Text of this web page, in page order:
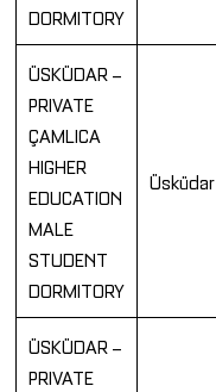
DORMITORY
ÜSKÜDAR –
PRIVATE
ÇAMLICA
HIGHER
EDUCATION
MALE
STUDENT
DORMITORY
Üsküdar
ÜSKÜDAR –
PRIVATE